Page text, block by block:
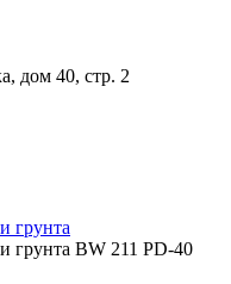
дом 40, стр. 2
грунта
грунта BW 211 PD-40